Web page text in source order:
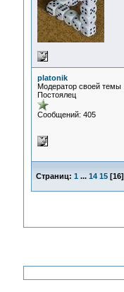
platonik
Модератор своей темы
Постоялец
Сообщений: 405
Страниц: 1 ... 14 15[16]